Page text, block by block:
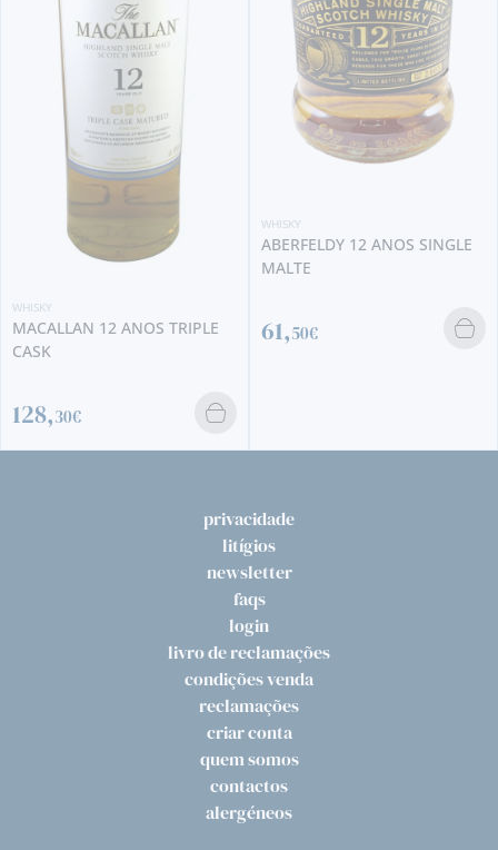
ABERFELDY 12 ANOS SINGLE
61,50€
WHISKY
FAMOUS GROUSE
2014 SINGLE MALTE
privacidade
litígios
newsletter
faqs
login
livro de reclamações
condições venda
reclamações
criar conta
quem somos
contactos
alergéneos